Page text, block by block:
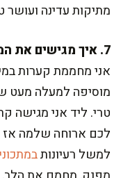
מתיקות עדינה ועושר
7. איך מגישים את המרק שיהיה מושלם לאירוח?
אני מחממת קערות
מוסיפה למעלה מעט
טרי. ליד אני מגישה
לכם ארוחה שלמה אז
למשל רעיונות